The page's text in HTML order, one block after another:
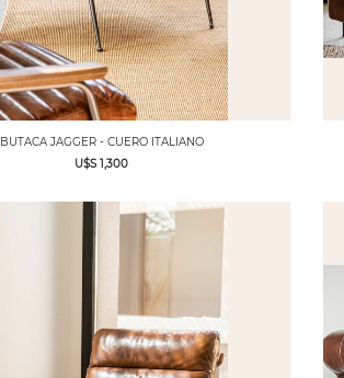
BUTACA JAGGER - CUERO ITALIANO
U$S 1,300